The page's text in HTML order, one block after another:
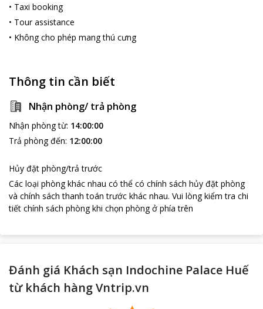
• Taxi booking
• Tour assistance
• Không cho phép mang thú cưng
Thông tin cần biết
Nhận phòng/ trả phòng
Nhận phòng từ: 14:00:00
Trả phòng đến: 12:00:00
Hủy đặt phòng/trả trước
Các loại phòng khác nhau có thể có chính sách hủy đặt phòng
và chính sách thanh toán trước khác nhau. Vui lòng kiểm tra chi
tiết chính sách phòng khi chọn phòng ở phía trên
Đánh giá Khách sạn Indochine Palace Huế
từ khách hàng Vntrip.vn